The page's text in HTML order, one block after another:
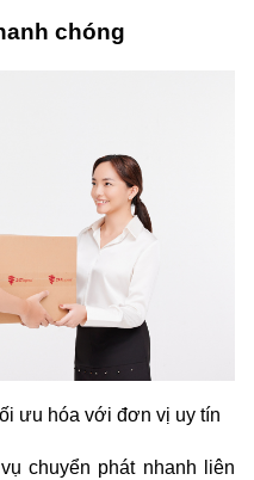
chóng
ưu hóa với đơn vị uy tín
chuyển phát nhanh liên